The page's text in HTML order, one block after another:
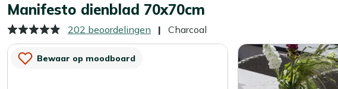
Manifesto dienblad 70x70cm
Charcoal
202 beoordelingen
Bewaar op moodboard